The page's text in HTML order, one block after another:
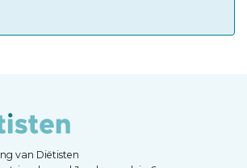
van Diëtisten